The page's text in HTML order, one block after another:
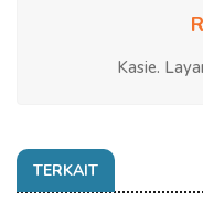
Kasie.
TERKAIT